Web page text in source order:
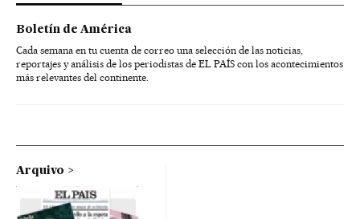
Boletín de América
Cada semana en tu cuenta de correo una selección de las noticias,
reportajes y análisis de los periodistas de EL PAÍS con los acontecimientos
más relevantes del continente.
Arquivo